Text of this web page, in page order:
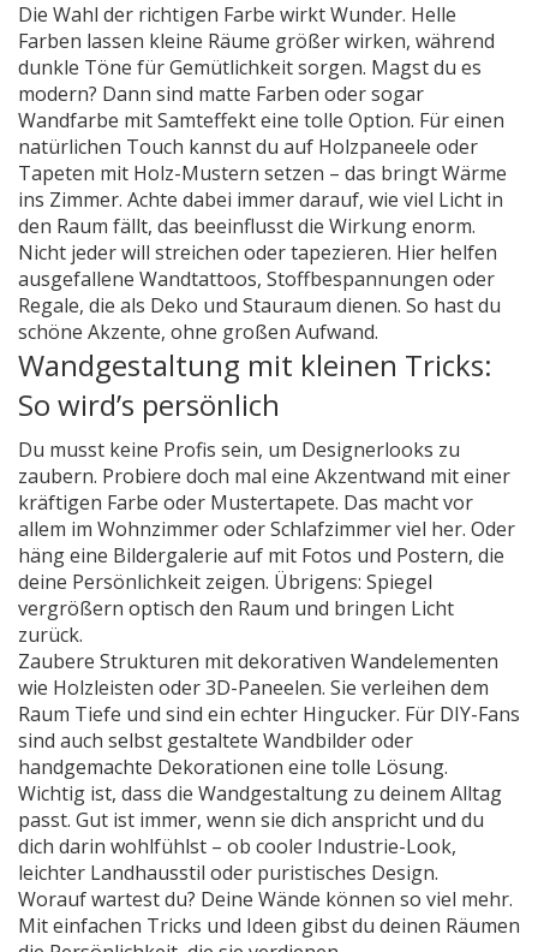
Die Wahl der richtigen Farbe wirkt Wunder. Helle
Farben lassen kleine Räume größer wirken, während
dunkle Töne für Gemütlichkeit sorgen. Magst du es
modern? Dann sind matte Farben oder sogar
Wandfarbe mit Samteffekt eine tolle Option. Für einen
natürlichen Touch kannst du auf Holzpaneele oder
Tapeten mit Holz-Mustern setzen – das bringt Wärme
ins Zimmer. Achte dabei immer darauf, wie viel Licht in
den Raum fällt, das beeinflusst die Wirkung enorm.
Nicht jeder will streichen oder tapezieren. Hier helfen
ausgefallene Wandtattoos, Stoffbespannungen oder
Regale, die als Deko und Stauraum dienen. So hast du
schöne Akzente, ohne großen Aufwand.
Wandgestaltung mit kleinen Tricks:
So wird’s persönlich
Du musst keine Profis sein, um Designerlooks zu
zaubern. Probiere doch mal eine Akzentwand mit einer
kräftigen Farbe oder Mustertapete. Das macht vor
allem im Wohnzimmer oder Schlafzimmer viel her. Oder
häng eine Bildergalerie auf mit Fotos und Postern, die
deine Persönlichkeit zeigen. Übrigens: Spiegel
vergrößern optisch den Raum und bringen Licht
zurück.
Zaubere Strukturen mit dekorativen Wandelementen
wie Holzleisten oder 3D-Paneelen. Sie verleihen dem
Raum Tiefe und sind ein echter Hingucker. Für DIY-Fans
sind auch selbst gestaltete Wandbilder oder
handgemachte Dekorationen eine tolle Lösung.
Wichtig ist, dass die Wandgestaltung zu deinem Alltag
passt. Gut ist immer, wenn sie dich anspricht und du
dich darin wohlfühlst – ob cooler Industrie-Look,
leichter Landhausstil oder puristisches Design.
Worauf wartest du? Deine Wände können so viel mehr.
Mit einfachen Tricks und Ideen gibst du deinen Räumen